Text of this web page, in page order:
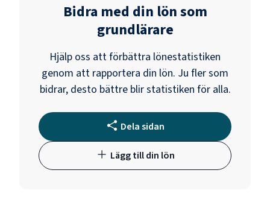
Bidra med din lön som
grundlärare
Hjälp oss att förbättra lönestatistiken
genom att rapportera din lön. Ju fler som
bidrar, desto bättre blir statistiken för alla.
Dela sidan
Lägg till din lön